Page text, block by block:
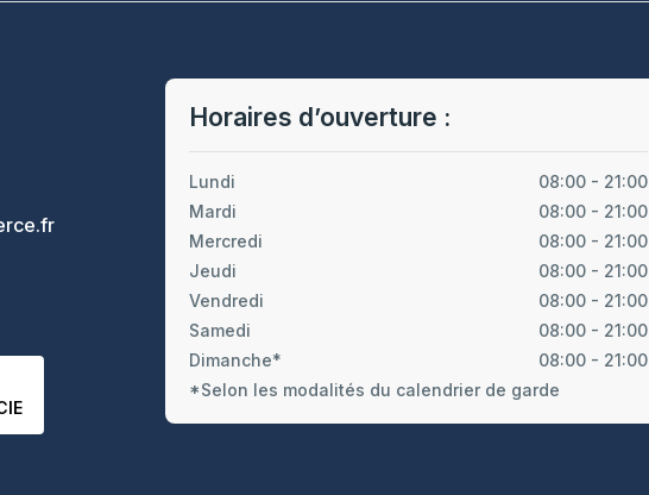
Horaires d’ouverture :
Lundi
08:00 - 21:00
Mardi
08:00 - 21:00
Mercredi
08:00 - 21:00
Jeudi
08:00 - 21:00
Vendredi
08:00 - 21:00
Samedi
08:00 - 21:00
Dimanche*
08:00 - 21:00
*Selon les modalités du calendrier de garde